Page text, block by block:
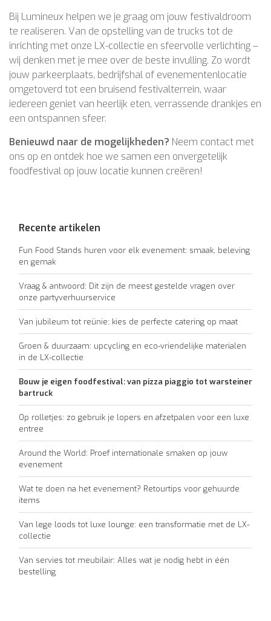
Bij Lumineux helpen we je graag om jouw festivaldroom
te realiseren. Van de opstelling van de trucks tot de
inrichting met onze LX-collectie en sfeervolle verlichting –
wij denken met je mee over de beste invulling. Zo wordt
jouw parkeerplaats, bedrijfshal of evenementenlocatie
omgetoverd tot een bruisend festivalterrein, waar
iedereen geniet van heerlijk eten, verrassende drankjes en
een ontspannen sfeer.
Benieuwd naar de mogelijkheden? Neem contact met
ons op en ontdek hoe we samen een onvergetelijk
foodfestival op jouw locatie kunnen creëren!
Recente artikelen
Fun Food Stands huren voor elk evenement: smaak, beleving
en gemak
Vraag & antwoord: Dit zijn de meest gestelde vragen over
onze partyverhuurservice
Van jubileum tot reünie: kies de perfecte catering op maat
Groen & duurzaam: upcycling en eco-vriendelijke materialen
in de LX-collectie
Bouw je eigen foodfestival: van pizza piaggio tot warsteiner
bartruck
Op rolletjes: zo gebruik je lopers en afzetpalen voor een luxe
entree
Around the World: Proef internationale smaken op jouw
evenement
Wat te doen na het evenement? Retourtips voor gehuurde
items
Van lege loods tot luxe lounge: een transformatie met de LX-
collectie
Van servies tot meubilair: Alles wat je nodig hebt in één
bestelling